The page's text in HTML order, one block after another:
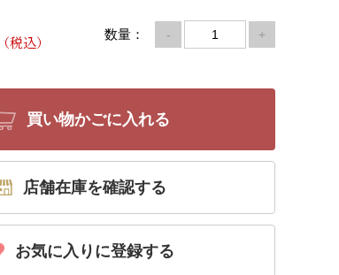
（税込） 数量： - +
買い物かごに入れる
お気に入りに登録する
店舗在庫を確認する